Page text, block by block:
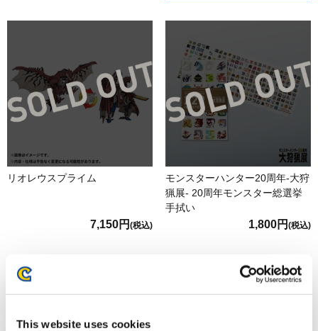
This website uses cookies
リオレウスプライム
7,150円 (税込)
モンスターハンター20周年-大狩
猟展- 20周年モンスター総選挙
手拭い
1,800円 (税込)